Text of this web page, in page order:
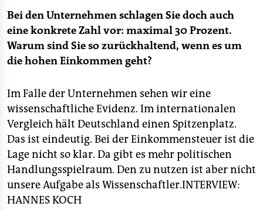
Bei den Unternehmen schlagen Sie doch auch
eine konkrete Zahl vor: maximal 30 Prozent.
Warum sind Sie so zurückhaltend, wenn es um
die hohen Einkommen geht?
Im Falle der Unternehmen sehen wir eine
wissenschaftliche Evidenz. Im internationalen
Vergleich hält Deutschland einen Spitzenplatz.
Das ist eindeutig. Bei der Einkommensteuer ist die
Lage nicht so klar. Da gibt es mehr politischen
Handlungsspielraum. Den zu nutzen ist aber nicht
unsere Aufgabe als Wissenschaftler.INTERVIEW:
HANNES KOCH